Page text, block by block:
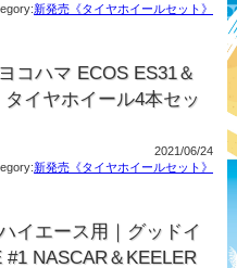
新発売《タイヤホイールセット》
コハマ ECOS ES31＆
タイヤホイール4本セッ
2021/06/24
新発売《タイヤホイールセット》
イエース用｜グッドイ
#1 NASCAR＆KEELER